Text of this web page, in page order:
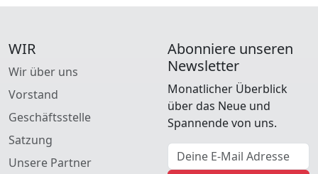
WIR
Wir über uns
Vorstand
Geschäftsstelle
Satzung
Unsere Partner
Abonniere unseren
Newsletter
Monatlicher Überblick
über das Neue und
Spannende von uns.
E-Mail Adresse